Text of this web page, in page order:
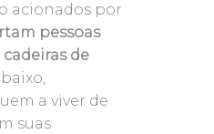
acionados por
pessoas
de
a viver de
suas